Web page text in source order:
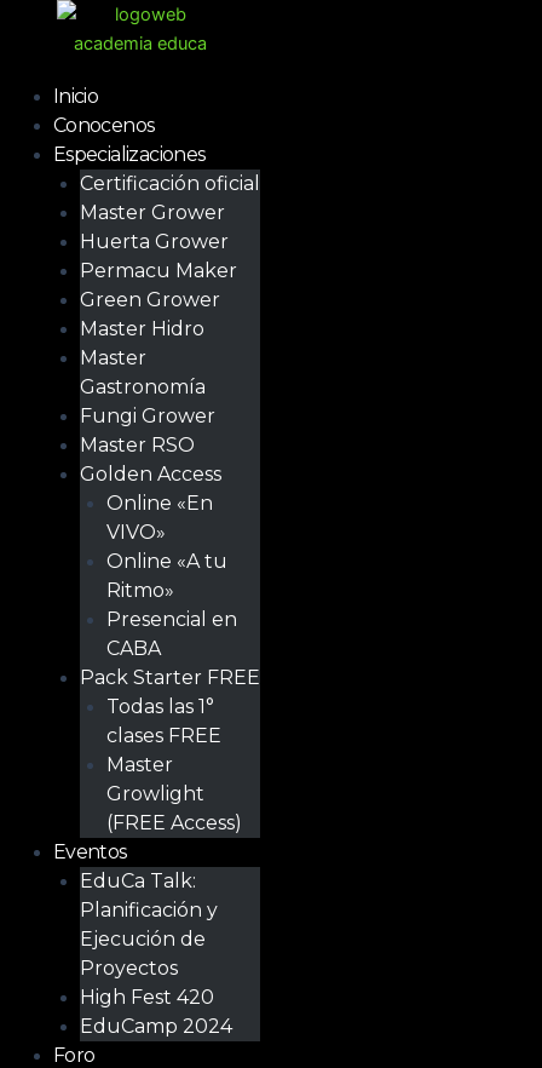
Inicio
Conocenos
Especializaciones
Certificación oficial
Master Grower
Huerta Grower
Permacu Maker
Green Grower
Master Hidro
Master
Gastronomía
Fungi Grower
Master RSO
Golden Access
Online «En
VIVO»
Online «A tu
Ritmo»
Presencial en
CABA
Pack Starter FREE
Todas las 1°
clases FREE
Master
Growlight
(FREE Access)
Eventos
EduCa Talk:
Planificación y
Ejecución de
Proyectos
High Fest 420
EduCamp 2024
Foro